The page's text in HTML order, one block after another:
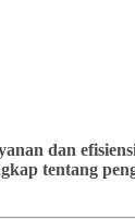
dan
tentang